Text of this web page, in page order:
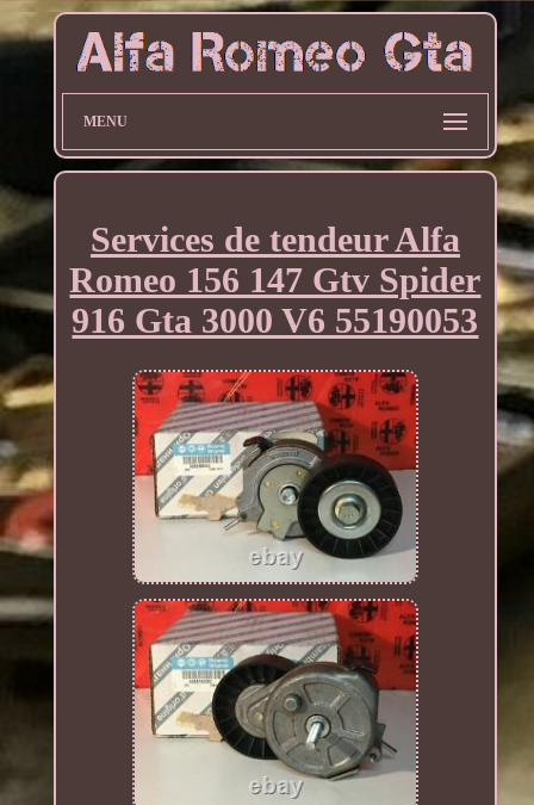
MENU
Services de tendeur Alfa
Romeo 156 147 Gtv Spider
916 Gta 3000 V6 55190053